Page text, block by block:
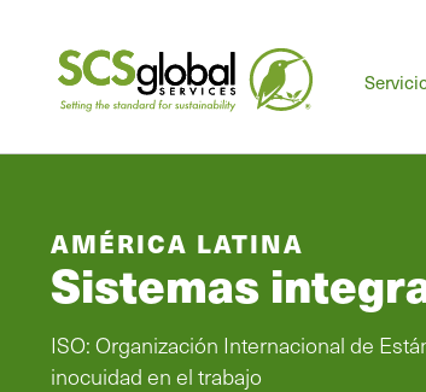
AMÉRICA LATINA
Sistemas
ISO: Organización Internacional de
inocuidad en el trabajo